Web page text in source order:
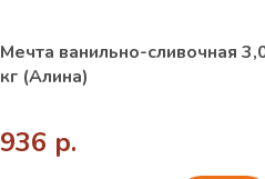
Мечта ванильно-сливочная
кг (Алина)
936 р.